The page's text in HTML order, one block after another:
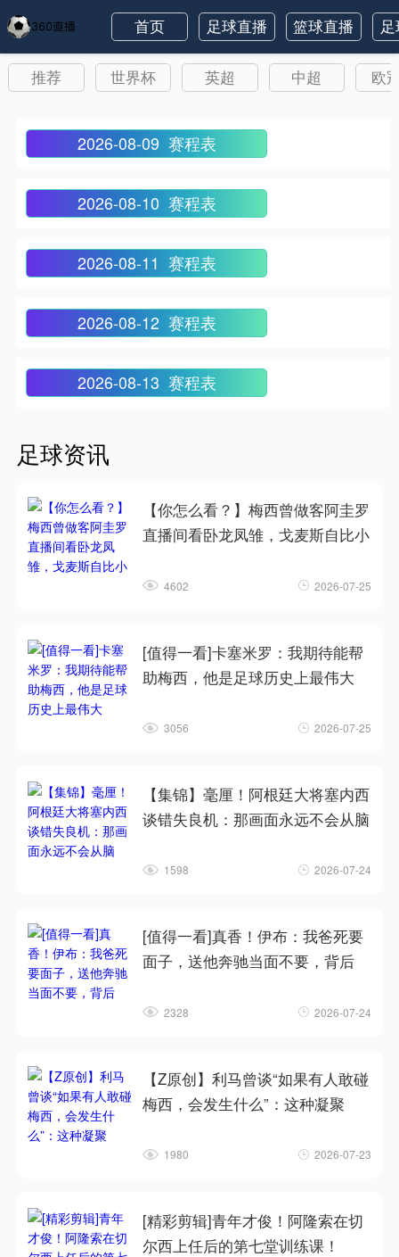
首页 足球直播 篮球直播
推荐 世界杯 英超 中超 欧
2026-08-09 赛程表
2026-08-10 赛程表
2026-08-11 赛程表
2026-08-12 赛程表
2026-08-13 赛程表
足球资讯
【你怎么看？】梅西曾做客阿圭罗
直播间看卧龙凤雏，戈麦斯自比小
4602 2026-07-25
[值得一看]卡塞米罗：我期待能帮
助梅西，他是足球历史上最伟大
3056 2026-07-25
【集锦】毫厘！阿根廷大将塞内西
谈错失良机：那画面永远不会从脑
1598 2026-07-24
[值得一看]真香！伊布：我爸死要
面子，送他奔驰当面不要，背后
2328 2026-07-24
【Z原创】利马曾谈“如果有人敢碰
梅西，会发生什么”：这种凝聚
1980 2026-07-23
[精彩剪辑]青年才俊！阿隆索在切
尔西上任后的第七堂训练课！